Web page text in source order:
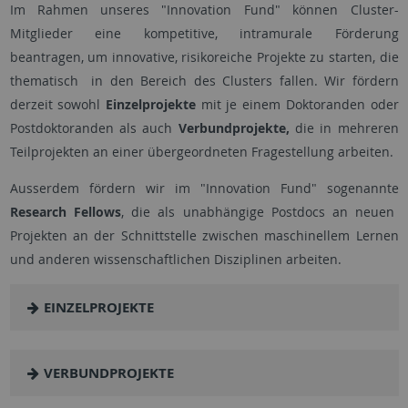
Im Rahmen unseres "Innovation Fund" können Cluster-
Mitglieder eine kompetitive, intramurale Förderung
beantragen, um innovative, risikoreiche Projekte zu starten, die
thematisch in den Bereich des Clusters fallen. Wir fördern
derzeit sowohl Einzelprojekte mit je einem Doktoranden oder
Postdoktoranden als auch Verbundprojekte, die in mehreren
Teilprojekten an einer übergeordneten Fragestellung arbeiten.
Ausserdem fördern wir im "Innovation Fund" sogenannte
Research Fellows, die als unabhängige Postdocs an neuen
Projekten an der Schnittstelle zwischen maschinellem Lernen
und anderen wissenschaftlichen Disziplinen arbeiten.
EINZELPROJEKTE
VERBUNDPROJEKTE